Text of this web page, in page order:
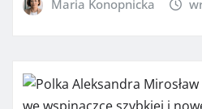
Maria Konopnicka